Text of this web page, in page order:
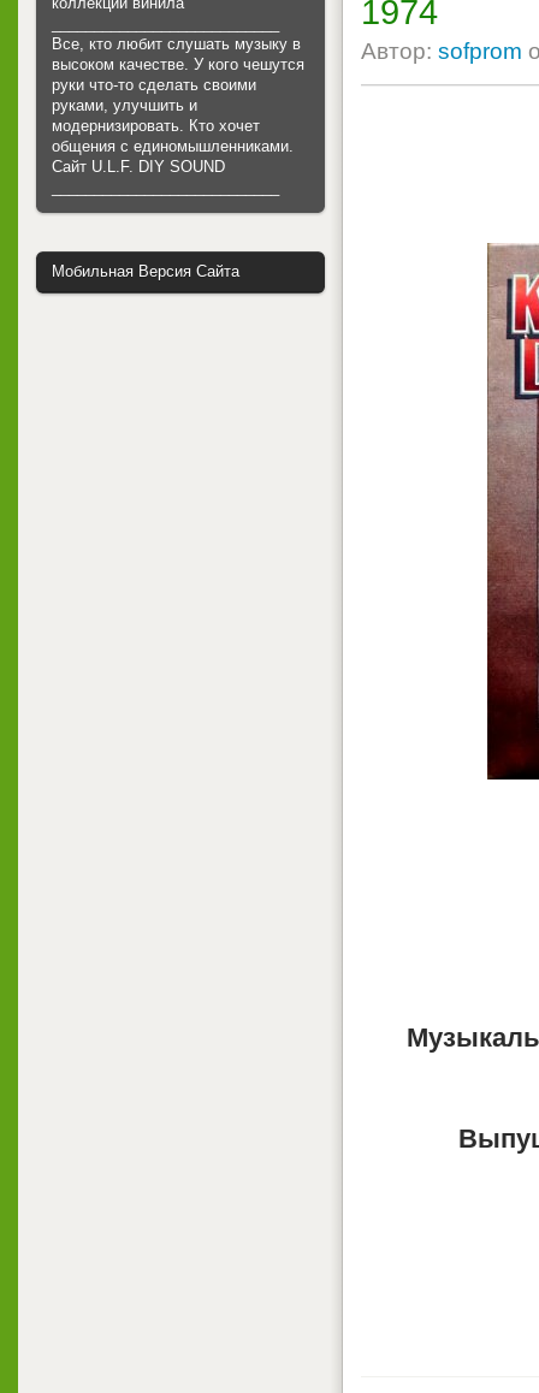
1974
Автор: sofprom
Все, кто любит слушать музыку в
высоком качестве. У кого чешутся
руки что-то сделать своими
руками, улучшить и
модернизировать. Кто хочет
общения с единомышленниками.
Cайт U.L.F. DIY SOUND
Мобильная Версия Сайта